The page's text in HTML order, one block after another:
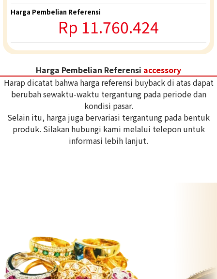
Harga Pembelian Referensi
Rp 11.760.424
Harga Pembelian Referensi accessory
Harap dicatat bahwa harga referensi buyback di atas dapat
berubah sewaktu-waktu tergantung pada periode dan
kondisi pasar.
Selain itu, harga juga bervariasi tergantung pada bentuk
produk. Silakan hubungi kami melalui telepon untuk
informasi lebih lanjut.